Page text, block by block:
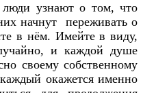
узнают о том, что
начнут переживать о
в нём. Имейте в виду,
и каждой душе
своему собственному
окажется именно